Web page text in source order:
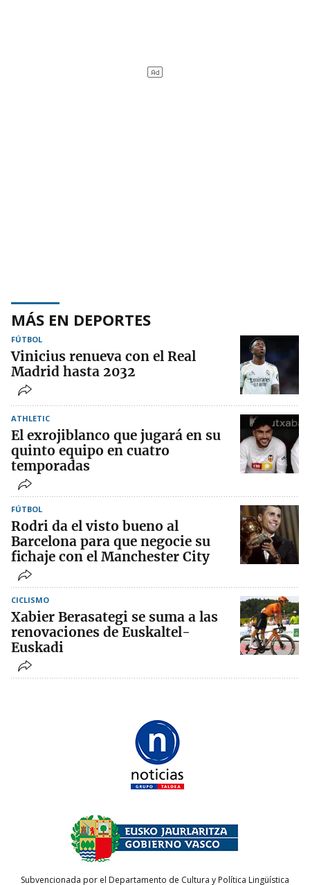
MÁS EN DEPORTES
FÚTBOL
Vinicius renueva con el Real
Madrid hasta 2032
ATHLETIC
El exrojiblanco que jugará en su
quinto equipo en cuatro
temporadas
FÚTBOL
Rodri da el visto bueno al
Barcelona para que negocie su
fichaje con el Manchester City
CICLISMO
Xabier Berasategi se suma a las
renovaciones de Euskaltel-
Euskadi
Subvencionada por el Departamento de Cultura y Política Lingüística